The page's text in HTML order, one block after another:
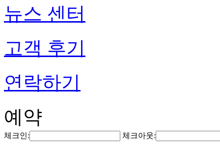
뉴스 센터
고객 후기
연락하기
예약
체크인: 체크아웃: